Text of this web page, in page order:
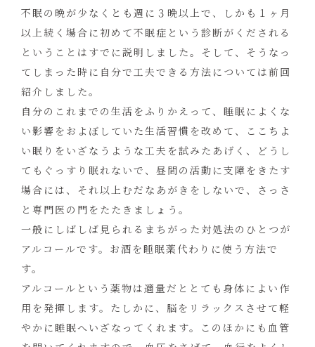
不眠の晩が少なくとも週に３晩以上で、しかも１ヶ月
以上続く場合に初めて不眠症という診断がくだされる
ということはすでに説明しました。そして、そうなっ
てしまった時に自分で工夫できる方法については前回
紹介しました。
自分のこれまでの生活をふりかえって、睡眠によくな
い影響をおよぼしていた生活習慣を改めて、ここちよ
い眠りをいざなうような工夫を試みたあげく、どうし
てもぐっすり眠れないで、昼間の活動に支障をきたす
場合には、それ以上むだなあがきをしないで、さっさ
と専門医の門をたたきましょう。
一般にしばしば見られるまちがった対処法のひとつが
アルコールです。お酒を睡眠薬代わりに使う方法で
す。
アルコールという薬物は適量だととても身体によい作
用を発揮します。たしかに、脳をリラックスさせて軽
やかに睡眠へいざなってくれます。このほかにも血管